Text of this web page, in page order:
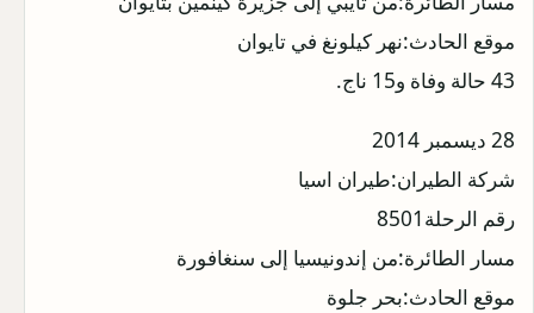
موقع الحادث:نهر كيلونغ في تايوان
43 حالة وفاة و15 ناج.
28 ديسمبر 2014
شركة الطيران:طيران اسيا
رقم الرحلة8501
مسار الطائرة:من إندونيسيا إلى سنغافورة
موقع الحادث:بحر جلوة